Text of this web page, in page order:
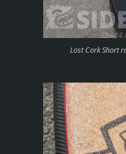
Lost Cork Short